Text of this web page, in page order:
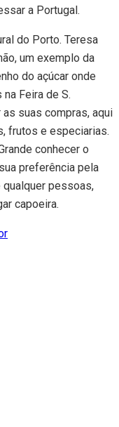
a Portugal.
do Porto. Teresa
um exemplo da
do açúcar onde
Feira de S.
suas compras, aqui
frutos e especiarias.
conhecer o
preferência pela
qualquer pessoas,
capoeira.